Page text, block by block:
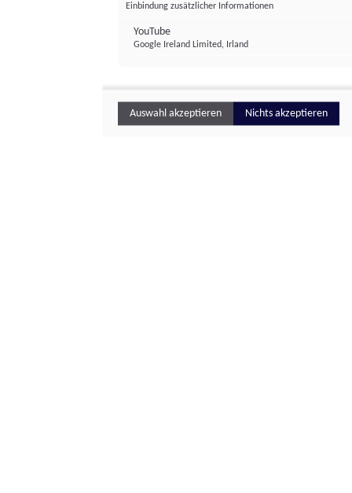
Einbindung zusätzlicher Informationen
YouTube
Google Ireland Limited, Irland
Auswahl akzeptieren Nichts akzeptieren